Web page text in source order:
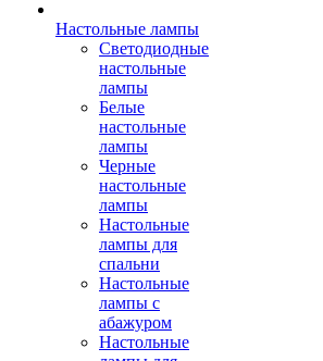
Настольные лампы
Светодиодные
настольные
лампы
Белые
настольные
лампы
Черные
настольные
лампы
Настольные
лампы для
спальни
Настольные
лампы с
абажуром
Настольные